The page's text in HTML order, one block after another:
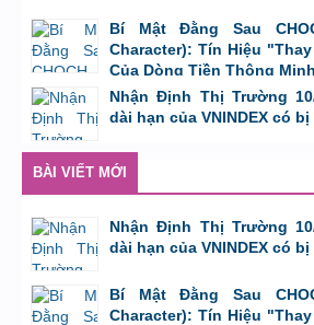
Bí Mật Đằng Sau
Character): Tín Hiệu
Của Dòng Tiền Thông Minh
bởi Tuấn Thành,8/8/26 lúc 11:11
Nhận Định Thị Trường
dài hạn của VNINDEX có
BÀI VIẾT MỚI
Nhận Định Thị Trường
dài hạn của VNINDEX có
bởi Tuấn Thành, 9/8/26 lúc 23:08
Bí Mật Đằng Sau
Character): Tín Hiệu